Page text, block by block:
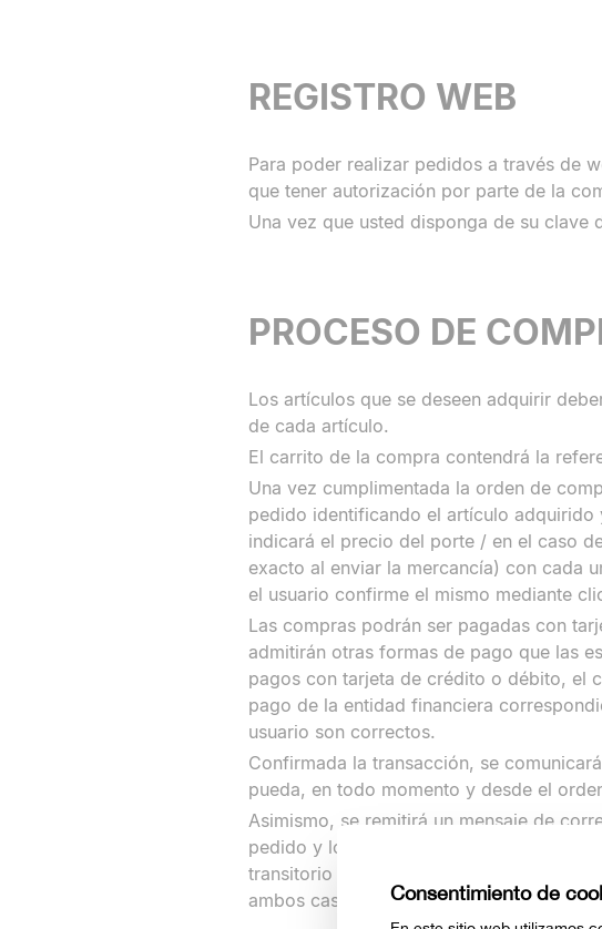
REGISTRO WEB
Para poder realizar pedidos a través de
que tener autorización por parte de la
Una vez que usted disponga de su clave
PROCESO DE
Los artículos que se deseen adquirir
de cada artículo.
El carrito de la compra contendrá la
Una vez cumplimentada la orden de
pedido identificando el artículo
indicará el precio del porte / en el caso
exacto al enviar la mercancía) con cada
el usuario confirme el mismo mediante
Las compras podrán ser pagadas con
admitirán otras formas de pago que las
pagos con tarjeta de crédito o débito, el
pago de la entidad financiera
usuario son correctos.
Confirmada la transacción, se
pueda, en todo momento y desde el
Asimismo, se remitirá un mensaje de
pedido y los datos personales
transitorio de comunicaciones en la red
ambos casos, Velilla Group recomienda